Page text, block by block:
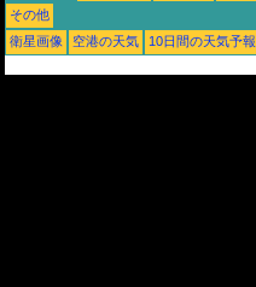
その他
衛星画像
空港の天気 10日間の天気予報